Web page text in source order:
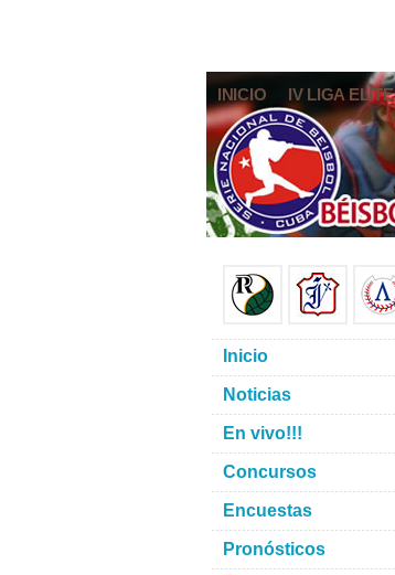
INICIO IV LIGA ELITE
Inicio
Noticias
En vivo!!!
Concursos
Encuestas
Pronósticos